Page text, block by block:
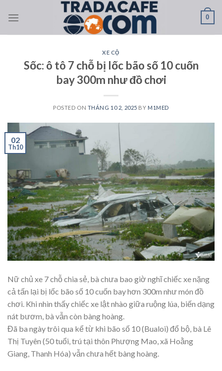
0
XE CỘ
Sốc: ô tô 7 chỗ bị lốc bão số 10 cuốn
bay 300m như đồ chơi
POSTED ON THÁNG 10 2, 2025 BY M1MED
02
Th10
Nữ chủ xe 7 chỗ chia sẻ, bà chưa bao giờ nghĩ chiếc xe nặng
cả tấn lại bị lốc bão số 10 cuốn bay hơn 300m như món đồ
chơi. Khi nhìn thấy chiếc xe lật nhào giữa ruộng lúa, biến dạng
nát bươm, bà vẫn còn bàng hoàng.
Đã ba ngày trôi qua kể từ khi bão số 10 (Bualoi) đổ bộ, bà Lê
Thị Tuyên (50 tuổi, trú tại thôn Phượng Mao, xã Hoằng
Giang, Thanh Hóa) vẫn chưa hết bàng hoàng.